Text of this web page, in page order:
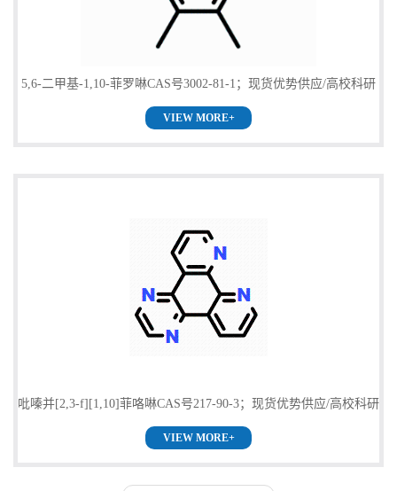
5,6-二甲基-1,10-菲罗啉CAS号3002-81-1；现货优势供应/高校科研
单位货到付款，欢迎咨询！
VIEW MORE+
吡嗪并[2,3-f][1,10]菲咯啉CAS号217-90-3；现货优势供应/高校科研
单位货到付款，欢迎咨询！
VIEW MORE+